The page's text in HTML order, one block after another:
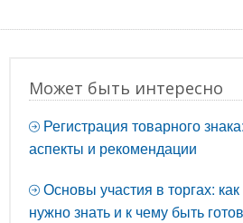
Может быть интересно
Регистрация товарного
аспекты и рекомендации
Основы участия в торгах: как
нужно знать и к чему быть